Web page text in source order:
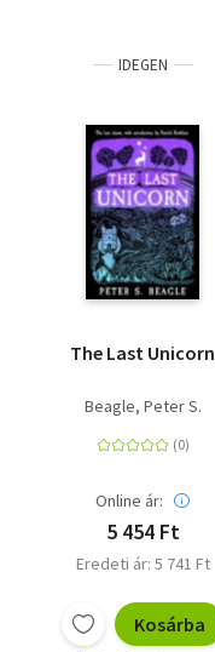
IDEGEN
The Last Unicorn
Beagle, Peter S.
Online ár:
5 454 Ft
Eredeti ár: 5 741 Ft
Kosárba